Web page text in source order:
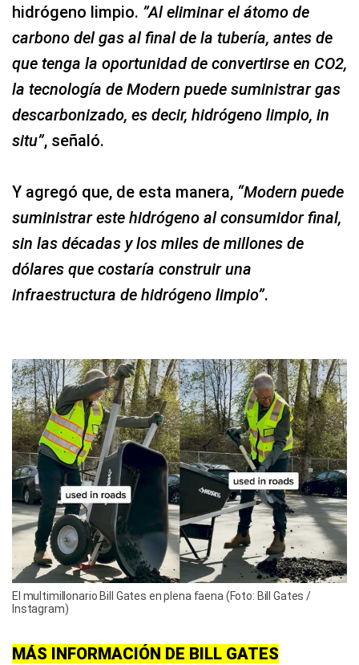
hidrógeno limpio. ”Al eliminar el átomo de
carbono del gas al final de la tubería, antes de
que tenga la oportunidad de convertirse en CO2,
la tecnología de Modern puede suministrar gas
descarbonizado, es decir, hidrógeno limpio, in
situ”, señaló.
Y agregó que, de esta manera, “Modern puede
suministrar este hidrógeno al consumidor final,
sin las décadas y los miles de millones de
dólares que costaría construir una
infraestructura de hidrógeno limpio”.
El multimillonario Bill Gates en plena faena (Foto: Bill Gates /
Instagram)
MÁS INFORMACIÓN DE BILL GATES